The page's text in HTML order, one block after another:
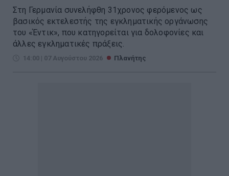
Στη Γερμανία συνελήφθη 31χρονος φερόμενος ως
βασικός εκτελεστής της εγκληματικής οργάνωσης
του «Έντικ», που κατηγορείται για δολοφονίες και
άλλες εγκληματικές πράξεις.
14:00 | 07 Αυγούστου 2026 Πλανήτης